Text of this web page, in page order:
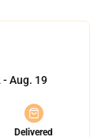
- Aug. 19
Delivered